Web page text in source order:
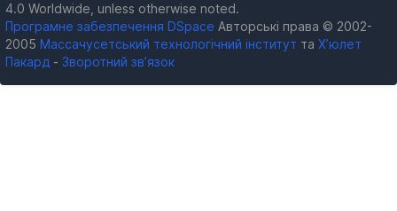
4.0 Worldwide, unless otherwise noted.
Програмне забезпечення DSpace Авторські права © 2002-
2005 Массачусетський технологічний інститут та Х’юлет
Пакард - Зворотний зв’язок